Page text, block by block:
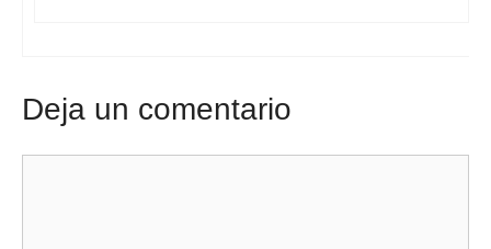
Deja un comentario